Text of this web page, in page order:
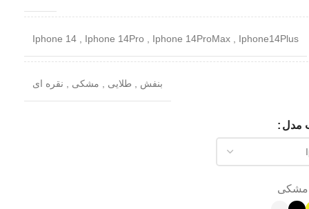
Iphone 14 Iphone 14Pro Iphone 14ProMax Iphone14Plus
بنفش طلایی مشکی نقره ای
مدل
مشکی